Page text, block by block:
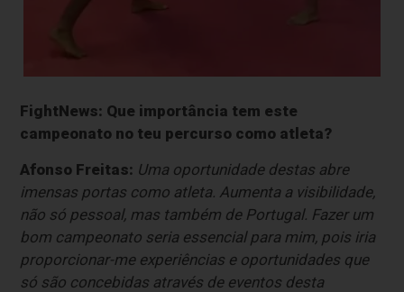
FightNews: Que importância tem este
campeonato no teu percurso como atleta?
Afonso Freitas: Uma oportunidade destas abre
imensas portas como atleta. Aumenta a visibilidade,
não só pessoal, mas também de Portugal. Fazer um
bom campeonato seria essencial para mim, pois iria
proporcionar-me experiências e oportunidades que
só são concebidas através de eventos desta